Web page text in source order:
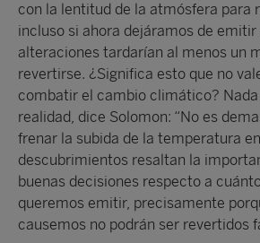
con la lentitud de la atmósfera para
incluso si ahora dejáramos de emitir
alteraciones tardarían al menos un
revertirse. ¿Significa esto que no
combatir el cambio climático? Nada
realidad, dice Solomon: “No es
frenar la subida de la temperatura
descubrimientos resaltan la
buenas decisiones respecto a
queremos emitir, precisamente
causemos no podrán ser revertidos